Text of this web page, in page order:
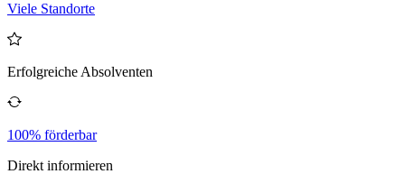
Viele Standorte
Erfolgreiche Absolventen
100% förderbar
Direkt informieren